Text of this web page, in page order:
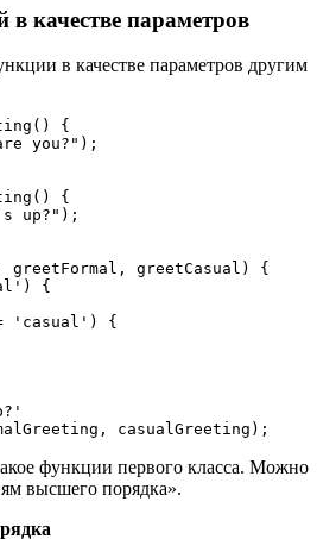
качестве параметров
в качестве параметров другим
{
you?");
{
up?");
greetCasual) {
{
'casual') {
casualGreeting);
функции первого класса. Можно
высшего порядка».